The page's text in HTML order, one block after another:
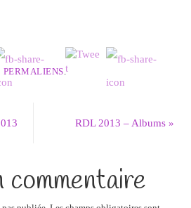
PERMALIENS .
RDL 2013 – Albums»
commentaire